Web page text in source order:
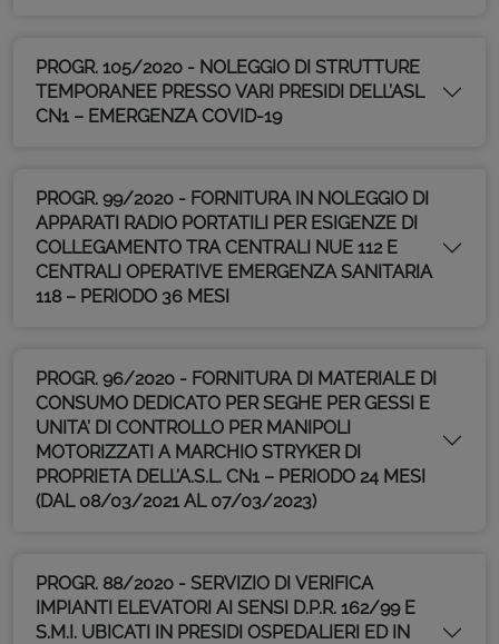
PROGR. 105/2020 - NOLEGGIO DI STRUTTURE
TEMPORANEE PRESSO VARI PRESIDI DELL’ASL
CN1 – EMERGENZA COVID-19
PROGR. 99/2020 - FORNITURA IN NOLEGGIO DI
APPARATI RADIO PORTATILI PER ESIGENZE DI
COLLEGAMENTO TRA CENTRALI NUE 112 E
CENTRALI OPERATIVE EMERGENZA SANITARIA
118 – PERIODO 36 MESI
PROGR. 96/2020 - FORNITURA DI MATERIALE DI
CONSUMO DEDICATO PER SEGHE PER GESSI E
UNITA’ DI CONTROLLO PER MANIPOLI
MOTORIZZATI A MARCHIO STRYKER DI
PROPRIETA DELL’A.S.L. CN1 – PERIODO 24 MESI
(DAL 08/03/2021 AL 07/03/2023)
PROGR. 88/2020 - SERVIZIO DI VERIFICA
IMPIANTI ELEVATORI AI SENSI D.P.R. 162/99 E
S.M.I. UBICATI IN PRESIDI OSPEDALIERI ED IN